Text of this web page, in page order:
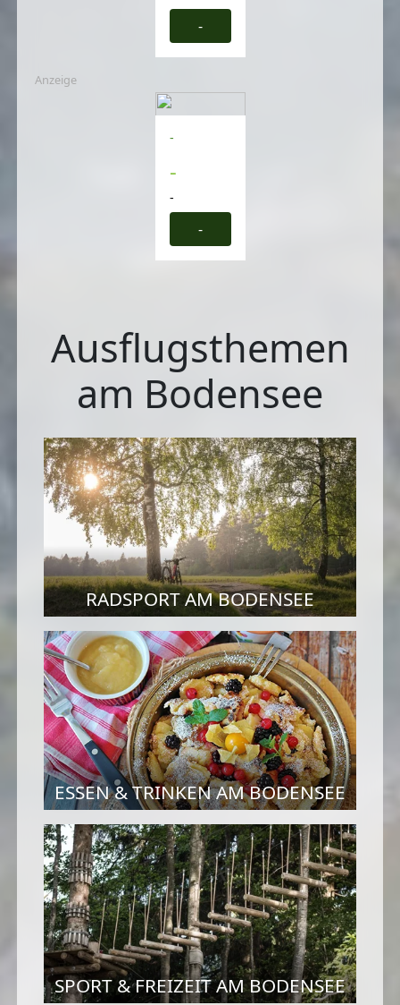
-
Anzeige
-
-
-
-
Ausflugsthemen
am Bodensee
RADSPORT AM BODENSEE
ESSEN & TRINKEN AM BODENSEE
SPORT & FREIZEIT AM BODENSEE